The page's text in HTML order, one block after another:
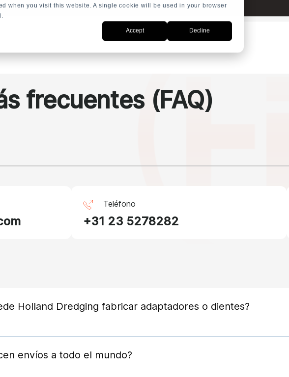
when you visit this website. A single cookie will be used in your browser
Accept Decline
frecuentes(FAQ)
Teléfono
+31 23 5278282
Holland Dredging fabricar adaptadores o dientes?
a medida.
envíos a todo el mundo?